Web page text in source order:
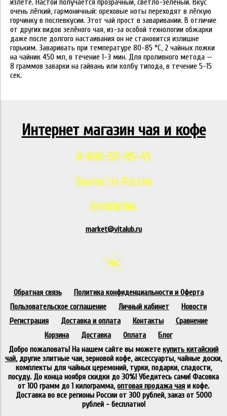
излёте. Настой получается прозрачный, светло-зелёный. Вкус
очень лёгкий, гармоничный: ореховые ноты переходят в лёгкую
горчинку в послевкусии. Этот чай прост в заваривании. В отличие
от других видов зелёного чая, из-за особой технологии обжарки
даже после долгого настаивания он не становится излишне
горьким. Заваривать при температуре 80-85 °C, 2 чайных ложки
на чайник 450 мл, в течение 1-3 мин. Для проливного метода —
8 граммов заварки на гайвань или колбу типода, в течение 5-15
сек.
Интернет магазин чая и кофе
8-800-511-85-45
Звонок по России
бесплатно.
market@vitalub.ru
Обратная связь
Политика конфиденциальности и Оферта
Пользовательское соглашение
Личный кабинет
Новости
Регистрация
Доставка и оплата Контакты
Сравнение
Корзина
Доставка Оплата
Блог
Добро пожаловать! На нашем сайте вы можете купить китайский
чай, другие элитные чаи, зерновой кофе, аксессуарты, чайные доски,
комплекты для чайных церемоний, турки, подарки, сладости,
посуду. До конца ноября скидки до 30%! Убедитесь сами! Фасовка
от 100 грамм до 1 килограмма,оптовая продажа чая и кофе.
Доставка во все регионы России от 300 рублей, заказ от 5000
рублей - бесплатно!